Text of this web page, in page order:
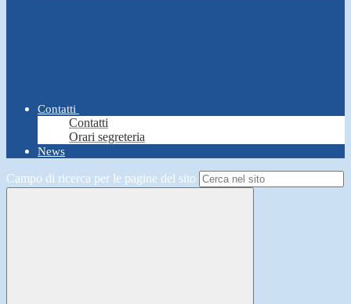
Contatti
Contatti
Orari segreteria
News
Campo di ricerca per le pagine del sito